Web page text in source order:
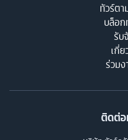
ทัวร์ตา
บล็อก
รับ
เกี่ย
ร่วมง
ติดต่